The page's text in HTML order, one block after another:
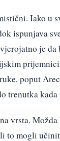
Iako u
ispunjava
je
poput
trenutka
vrsta.
to mogli